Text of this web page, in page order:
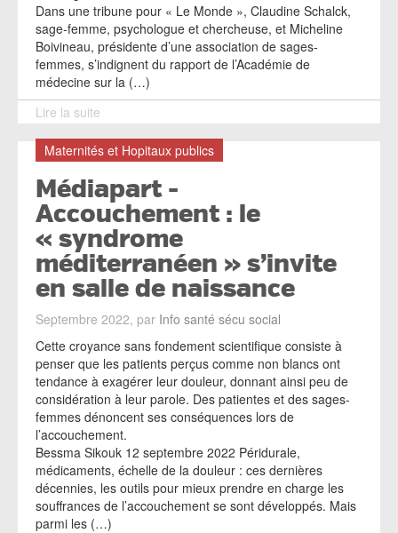
Dans une tribune pour « Le Monde », Claudine Schalck,
sage-femme, psychologue et chercheuse, et Micheline
Boivineau, présidente d’une association de sages-
femmes, s’indignent du rapport de l’Académie de
médecine sur la (…)
Lire la suite
Maternités et Hopitaux publics
Médiapart -
Accouchement : le
« syndrome
méditerranéen » s’invite
en salle de naissance
Septembre 2022, par Info santé sécu social
Cette croyance sans fondement scientifique consiste à
penser que les patients perçus comme non blancs ont
tendance à exagérer leur douleur, donnant ainsi peu de
considération à leur parole. Des patientes et des sages-
femmes dénoncent ses conséquences lors de
l’accouchement.
Bessma Sikouk 12 septembre 2022 Péridurale,
médicaments, échelle de la douleur : ces dernières
décennies, les outils pour mieux prendre en charge les
souffrances de l’accouchement se sont développés. Mais
parmi les (…)